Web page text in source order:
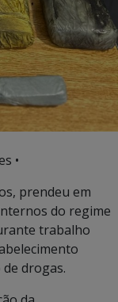
•
prendeu em
do regime
trabalho
drogas.